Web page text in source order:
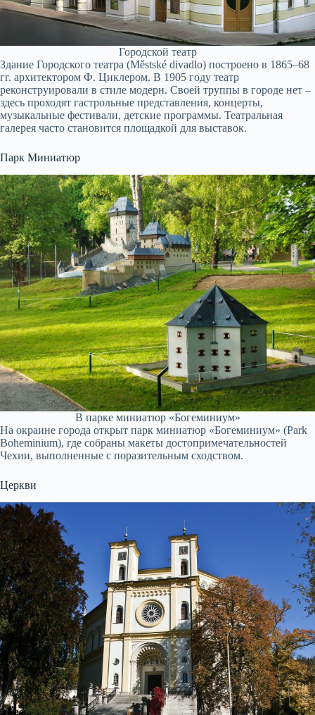
Городской театр
Здание Городского театра (Městské divadlo) построено в 1865–68
гг. архитектором Ф. Циклером. В 1905 году театр
реконструировали в стиле модерн. Своей труппы в городе нет –
здесь проходят гастрольные представления, концерты,
музыкальные фестивали, детские программы. Театральная
галерея часто становится площадкой для выставок.
Парк Миниатюр
В парке миниатюр «Богеминиум»
На окраине города открыт парк миниатюр «Богеминиум» (Park
Boheminium), где собраны макеты достопримечательностей
Чехии, выполненные с поразительным сходством.
Церкви